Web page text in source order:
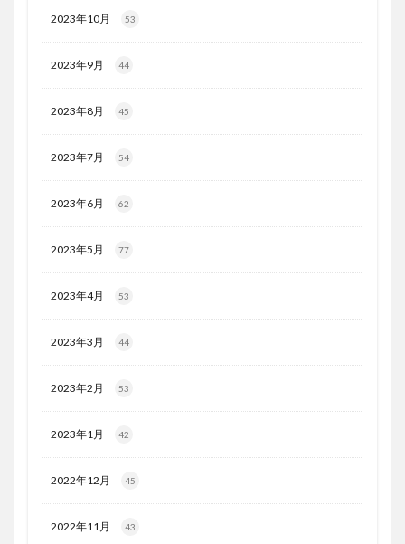
2023年10月 53
2023年9月 44
2023年8月 45
2023年7月 54
2023年6月 62
2023年5月 77
2023年4月 53
2023年3月 44
2023年2月 53
2023年1月 42
2022年12月 45
2022年11月 43